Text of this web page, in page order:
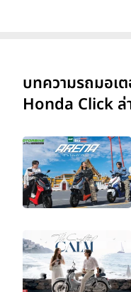
บทความรถมอเ
Honda Click ล่